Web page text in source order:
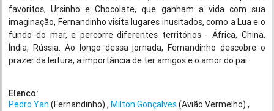
favoritos, Ursinho e Chocolate, que ganham a vida com sua
imaginação, Fernandinho visita lugares inusitados, como a Lua e o
fundo do mar, e percorre diferentes territórios - África, China,
Índia, Rússia. Ao longo dessa jornada, Fernandinho descobre o
prazer da leitura, a importância de ter amigos e o amor do pai.
Elenco:
Pedro Yan (Fernandinho) Milton Gonçalves(Avião Vermelho)